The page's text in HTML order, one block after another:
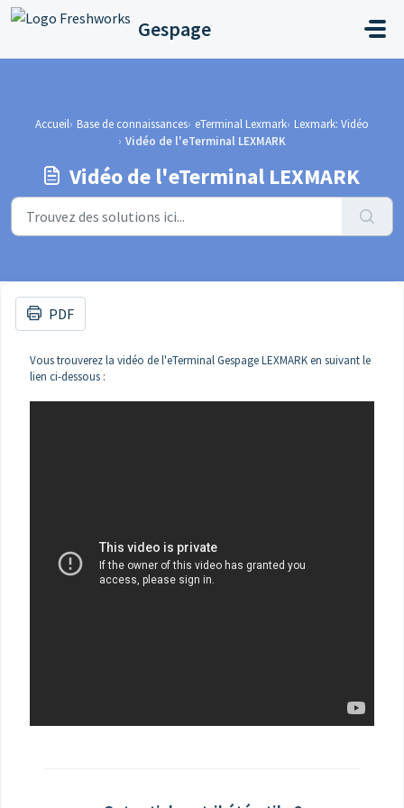
Passer au contenu principal
Gespage
Accueil Base de connaissances eTerminal Lexmark Lexmark: Vidéo
Vidéo de l'eTerminal LEXMARK
Vidéo de l'eTerminal LEXMARK
PDF
Vous trouverez la vidéo de l'eTerminal Gespage LEXMARK en suivant le
lien ci-dessous :